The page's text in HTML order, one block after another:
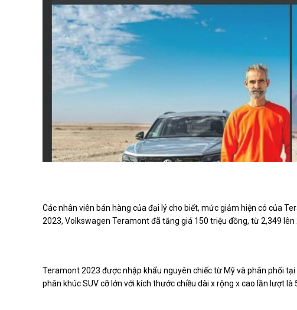
Các nhân viên bán hàng của đại lý cho biết, mức giảm hiện có của
2023, Volkswagen Teramont đã tăng giá 150 triệu đồng, từ 2,349 lên
Teramont 2023 được nhập khẩu nguyên chiếc từ Mỹ và phân phối
phân khúc SUV cỡ lớn với kích thước chiều dài x rộng x cao lần lượt